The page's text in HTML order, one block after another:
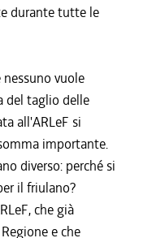
durante tutte le
vuole
del taglio delle
all'ARLeF si
importante.
diverso: perché si
il friulano?
che già
e che